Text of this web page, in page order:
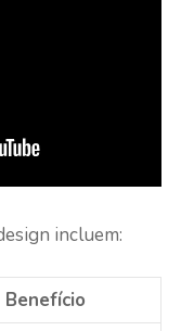
incluem:
Benefício